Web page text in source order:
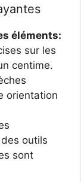
éléments:
sur les
centime.
orientation
outils
sont